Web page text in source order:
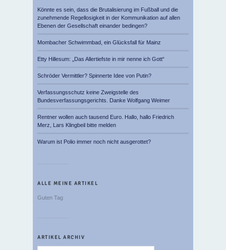
Könnte es sein, dass die Brutalisierung im Fußball und die
zunehmende Regellosigkeit in der Kommunikation auf allen
Ebenen der Gesellschaft einander bedingen?
Mombacher Schwimmbad, ein Glücksfall für Mainz
Etty Hillesum: „Das Allertiefste in mir nenne ich Gott“
Schröder Vermittler? Spinnerte Idee von Putin?
Verfassungsschutz keine Zweigstelle des
Bundesverfassungsgerichts. Danke Wolfgang Weimer
Rentner wollen auch tausend Euro. Hallo, hallo Friedrich
Merz, Lars Klingbeil bitte melden
Warum ist Polio immer noch nicht ausgerottet?
ALLE MEINE ARTIKEL
Guten Tag
ARTIKEL ARCHIV